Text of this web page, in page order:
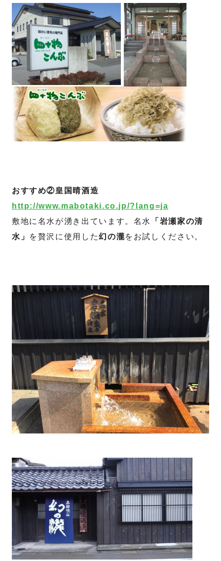
おすすめ②皇国晴酒造
http://www.mabotaki.co.jp/?lang=ja
敷地に名水が湧き出ています。名水
「岩瀬家の清
水」
を贅沢に使用した幻の瀧をお試しください。